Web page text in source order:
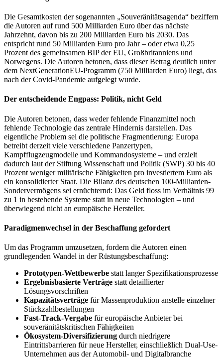
Die Gesamtkosten der sogenannten „Souveränitätsagenda“ beziffern
die Autoren auf rund 500 Milliarden Euro über das nächste
Jahrzehnt, davon bis zu 200 Milliarden Euro bis 2030. Das
entspricht rund 50 Milliarden Euro pro Jahr – oder etwa 0,25
Prozent des gemeinsamen BIP der EU, Großbritanniens und
Norwegens. Die Autoren betonen, dass dieser Betrag deutlich unter
dem NextGenerationEU-Programm (750 Milliarden Euro) liegt, das
nach der Covid-Pandemie aufgelegt wurde.
Der entscheidende Engpass: Politik, nicht Geld
Die Autoren betonen, dass weder fehlende Finanzmittel noch
fehlende Technologie das zentrale Hindernis darstellen. Das
eigentliche Problem sei die politische Fragmentierung: Europa
betreibt derzeit viele verschiedene Panzertypen,
Kampfflugzeugmodelle und Kommandosysteme – und erzielt
dadurch laut der Stiftung Wissenschaft und Politik (SWP) 30 bis 40
Prozent weniger militärische Fähigkeiten pro investiertem Euro als
ein konsolidierter Staat. Die Bilanz des deutschen 100-Milliarden-
Sondervermögens sei ernüchternd: Das Geld floss im Verhältnis 99
zu 1 in bestehende Systeme statt in neue Technologien – und
überwiegend nicht an europäische Hersteller.
Paradigmenwechsel in der Beschaffung gefordert
Um das Programm umzusetzen, fordern die Autoren einen
grundlegenden Wandel in der Rüstungsbeschaffung:
Prototypen-Wettbewerbe statt langer Spezifikationsprozesse
Ergebnisbasierte Verträge statt detaillierter
Lösungsvorschriften
Kapazitätsverträge für Massenproduktion anstelle einzelner
Stückzahlbestellungen
Fast-Track-Vergabe für europäische Anbieter bei
souveränitätskritischen Fähigkeiten
Ökosystem-Diversifizierung durch niedrigere
Eintrittsbarrieren für neue Hersteller, einschließlich Dual-Use-
Unternehmen aus der Automobil- und Digitalbranche